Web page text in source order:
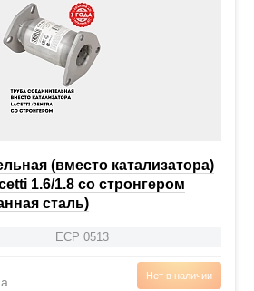
(вместо катализатора)
1.6/1.8 со стронгером
сталь)
ECP 0513
Нет в наличии